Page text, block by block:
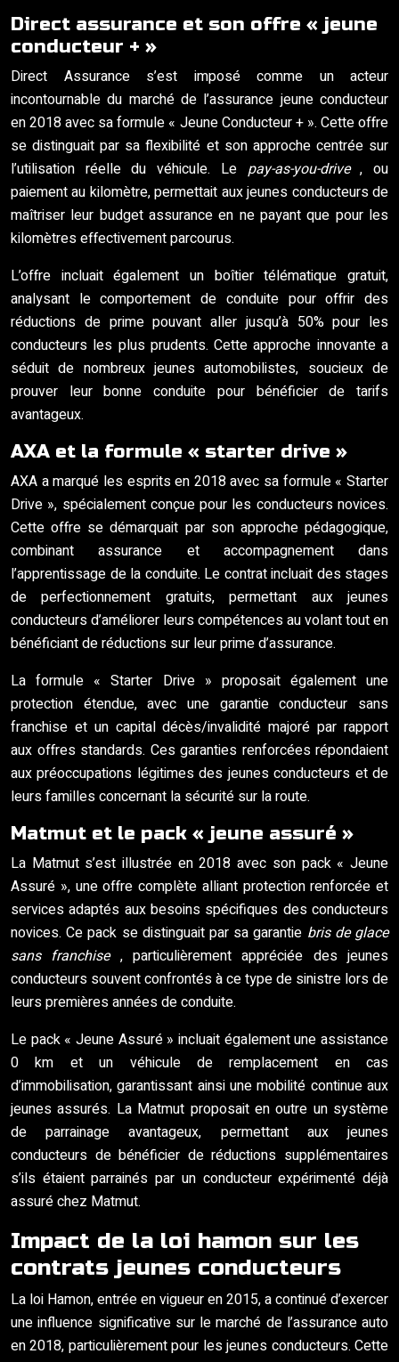
Direct assurance et son offre « jeune
conducteur + »
Direct Assurance s’est imposé comme un acteur
incontournable du marché de l’assurance jeune conducteur
en 2018 avec sa formule « Jeune Conducteur + ». Cette offre
se distinguait par sa flexibilité et son approche centrée sur
l’utilisation réelle du véhicule. Le pay-as-you-drive, ou
paiement au kilomètre, permettait aux jeunes conducteurs de
maîtriser leur budget assurance en ne payant que pour les
kilomètres effectivement parcourus.
L’offre incluait également un boîtier télématique gratuit,
analysant le comportement de conduite pour offrir des
réductions de prime pouvant aller jusqu’à 50% pour les
conducteurs les plus prudents. Cette approche innovante a
séduit de nombreux jeunes automobilistes, soucieux de
prouver leur bonne conduite pour bénéficier de tarifs
avantageux.
AXA et la formule « starter drive »
AXA a marqué les esprits en 2018 avec sa formule « Starter
Drive », spécialement conçue pour les conducteurs novices.
Cette offre se démarquait par son approche pédagogique,
combinant assurance et accompagnement dans
l’apprentissage de la conduite. Le contrat incluait des stages
de perfectionnement gratuits, permettant aux jeunes
conducteurs d’améliorer leurs compétences au volant tout en
bénéficiant de réductions sur leur prime d’assurance.
La formule « Starter Drive » proposait également une
protection étendue, avec une garantie conducteur sans
franchise et un capital décès/invalidité majoré par rapport
aux offres standards. Ces garanties renforcées répondaient
aux préoccupations légitimes des jeunes conducteurs et de
leurs familles concernant la sécurité sur la route.
Matmut et le pack « jeune assuré »
La Matmut s’est illustrée en 2018 avec son pack « Jeune
Assuré », une offre complète alliant protection renforcée et
services adaptés aux besoins spécifiques des conducteurs
novices. Ce pack se distinguait par sa garantie bris de glace
sans franchise , particulièrement appréciée des jeunes
conducteurs souvent confrontés à ce type de sinistre lors de
leurs premières années de conduite.
Le pack « Jeune Assuré » incluait également une assistance
0 km et un véhicule de remplacement en cas
d’immobilisation, garantissant ainsi une mobilité continue aux
jeunes assurés. La Matmut proposait en outre un système
de parrainage avantageux, permettant aux jeunes
conducteurs de bénéficier de réductions supplémentaires
s’ils étaient parrainés par un conducteur expérimenté déjà
assuré chez Matmut.
Impact de la loi hamon sur les
contrats jeunes conducteurs
La loi Hamon, entrée en vigueur en 2015, a continué d’exercer
une influence significative sur le marché de l’assurance auto
en 2018, particulièrement pour les jeunes conducteurs. Cette